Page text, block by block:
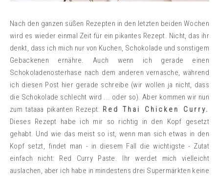
Nach den ganzen süßen Rezepten in den letzten beiden Wochen
wird es wieder einmal Zeit für ein pikantes Rezept. Nicht, das ihr
denkt, dass ich mich nur von Kuchen, Schokolade und sonstigem
Gebackenen ernähre. Auch wenn ich gerade einen
Schokoladenosterhase nach dem anderen vernasche, während
ich diesen Post hier gerade schreibe (wir wollen ja nicht, dass
die Schokolade schlecht wird ... oder so). Aber kommen wir nun
zum tataaa pikanten Rezept: Red Thai Chicken Curry.
Dieses Rezept habe ich mir so richtig in den Kopf gesetzt
gehabt. Und wie das meist so ist, wenn man sich etwas in den
Kopf setzt, findet man - in diesem Fall die wichtigste - Zutat
einfach nicht: Red Curry Paste. Ihr werdet mich vielleicht
auslachen, aber ich habe in mindestens drei Supermärkten keine